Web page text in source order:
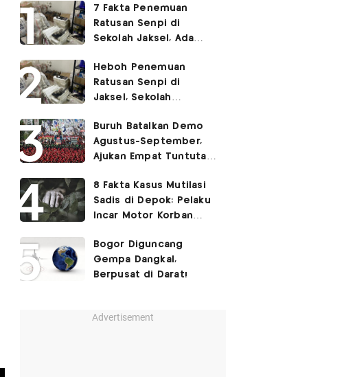
7 Fakta Penemuan
Ratusan Senpi di
Sekolah Jaksel, Ada
Ruang Bunker
Heboh Penemuan
Ratusan Senpi di
Jaksel, Sekolah
Kegiatan Eskul
Menembak
Buruh Batalkan Demo
Agustus-September,
Ajukan Empat Tuntutan
8 Fakta Kasus Mutilasi
Sadis di Depok: Pelaku
Incar Motor Korban
Bogor Diguncang
Gempa Dangkal,
Berpusat di Darat!
Advertisement